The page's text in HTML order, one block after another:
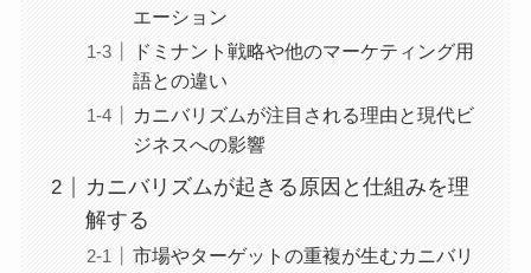
エーション
ドミナント戦略や他のマーケティング用
語との違い
カニバリズムが注目される理由と現代ビ
ジネスへの影響
カニバリズムが起きる原因と仕組みを理
解する
市場やターゲットの重複が生むカニバリ